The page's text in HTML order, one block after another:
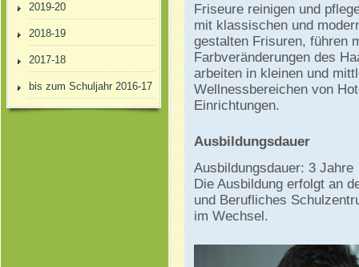
2019-20
2018-19
2017-18
bis zum Schuljahr 2016-17
Friseure reinigen und
mit klassischen und
gestalten Frisuren, führen
Farbveränderungen des
arbeiten in kleinen und
Wellnessbereichen von
Einrichtungen.
Ausbildungsdauer
Ausbildungsdauer: 3 Jahre
Die Ausbildung erfolgt an
und Berufliches
im Wechsel.